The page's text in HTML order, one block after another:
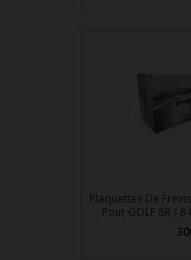
Plaquettes De
Pour GOLF 8R / 8